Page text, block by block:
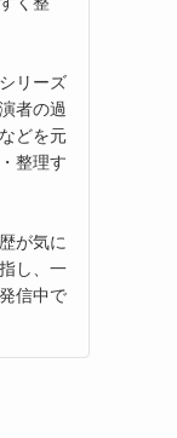
リーズ
者の過
どを元
整理す
が気に
し、一
信中で